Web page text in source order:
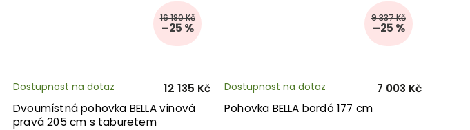
16 180 Kč
–25 %
Dvoumístná pohovka BELLA vínová
pravá 205 cm s taburetem
Dostupnost na dotaz 12 135 Kč
9 337 Kč
–25 %
Pohovka BELLA bordó 177 cm
Dostupnost na dotaz 7 003 Kč